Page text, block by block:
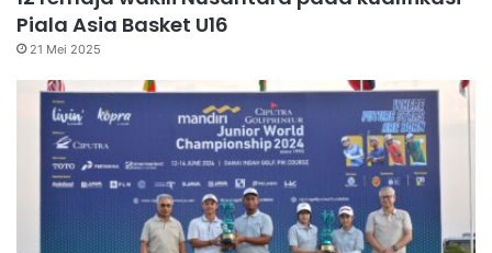
Piala Asia Basket U16
21 Mei 2025